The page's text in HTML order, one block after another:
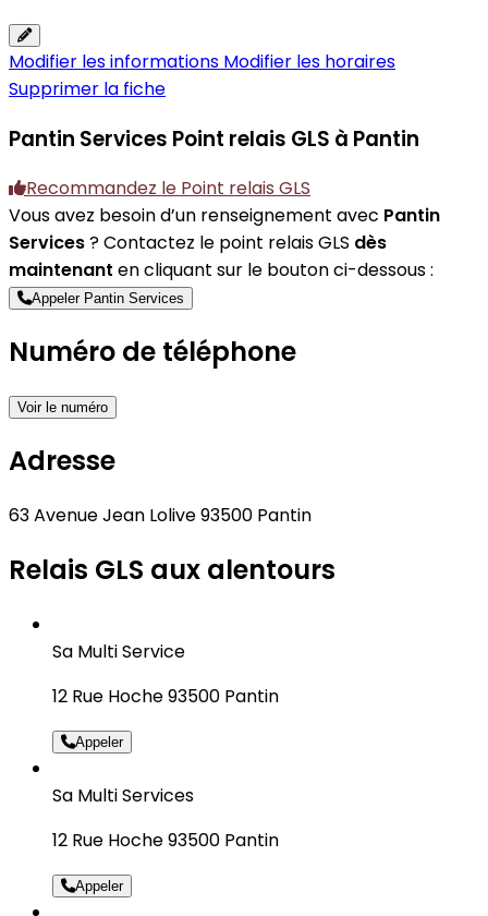
Modifier les informations Modifier les horaires
Supprimer la fiche
Pantin Services Point relais GLS à Pantin
Recommandez le Point relais GLS
Vous avez besoin d’un renseignement avec Pantin
Services? Contactez le point relais GLS dès
maintenant en cliquant sur le bouton ci-dessous :
Appeler Pantin Services
Numéro de téléphone
Voir le numéro
Adresse
63 Avenue Jean Lolive 93500 Pantin
Relais GLS aux alentours
Sa Multi Service
12 Rue Hoche 93500 Pantin
Appeler
Sa Multi Services
12 Rue Hoche 93500 Pantin
Appeler